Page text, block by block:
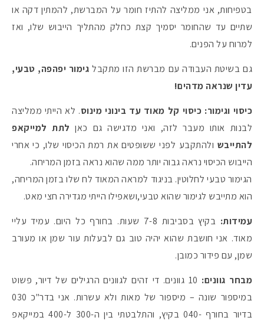
בטפיחות, אני ממליצה להתיז חומר על המברשת, להמתין דקה או
שתיים עד שהחומר יסמיך קצת כחלק מהתליך הייבוש שלו, ואז
למרוח על הפנים.
גם בשיטת העבודה עם מברשת הזו מתקבל גימור יפהפה, טבעי,
עדין שנראה מדהים!
כיסוי וגימור: כיסוי קל מאוד עד בינוני מינוס. לא הייתי ממליצה
לבנות אותו מעבר לזה, ואני מדגישה גם כאן לתת למייקאפ
להתייבש ולהתקבע לפני ששופטים את רמת הכיסוי שלו, כי אחרי
הייבוש הכיסוי נראה גבוה יותר ממה שהוא נראה בזמן המריחה.
הגימור טבעי לחלוטין. בניגוד למראה המאוד לח שלו בזמן המריחה,
הוא מתייבש לגימור שהוא טבעי,ושאפילו הייתי מגדירה חצי מאט.
עמידות:
בקיץ בסביבות 7-8 שעות. בחורף כל היום. עמיד עליי
מאוד. אני חושבת שהוא יהיה טוב גם לבעלות עור שמן או מעורב
שמן, עם פידור כמובן.
מבחר גוונים:
10 גוונים. די זהים לגוונים הרגילים של דיור, פשוט
במיספור שונה – מיספור של מאות ולא עשרות. אני בדר"כ 030
בדיור בחורף -040 בקיץ, והתלבטתי בין ה-300 ל-400 במייקאפ